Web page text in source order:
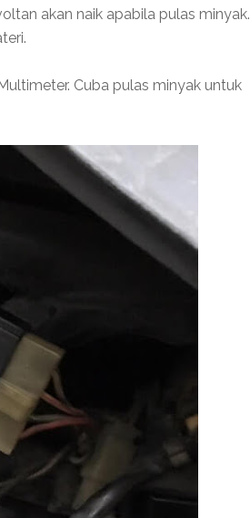
akan naik apabila pulas minyak.
Cuba pulas minyak untuk